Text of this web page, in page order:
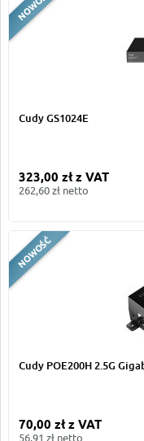
Cudy GS1024E
323,00 zł z VAT
262,60 zł netto
Cudy POE200H 2.5G
70,00 zł z VAT
56,91 zł netto